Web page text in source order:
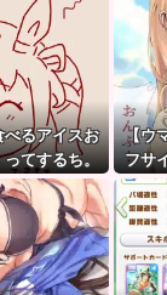
るアイスお
てするち。
【ウ
フサ